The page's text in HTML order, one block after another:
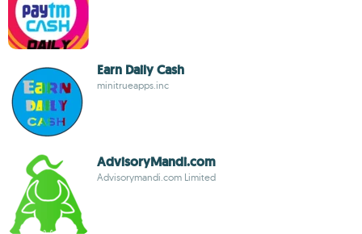
Earn Daily Cash
minitrueapps.inc
AdvisoryMandi.com
Advisorymandi.com Limited